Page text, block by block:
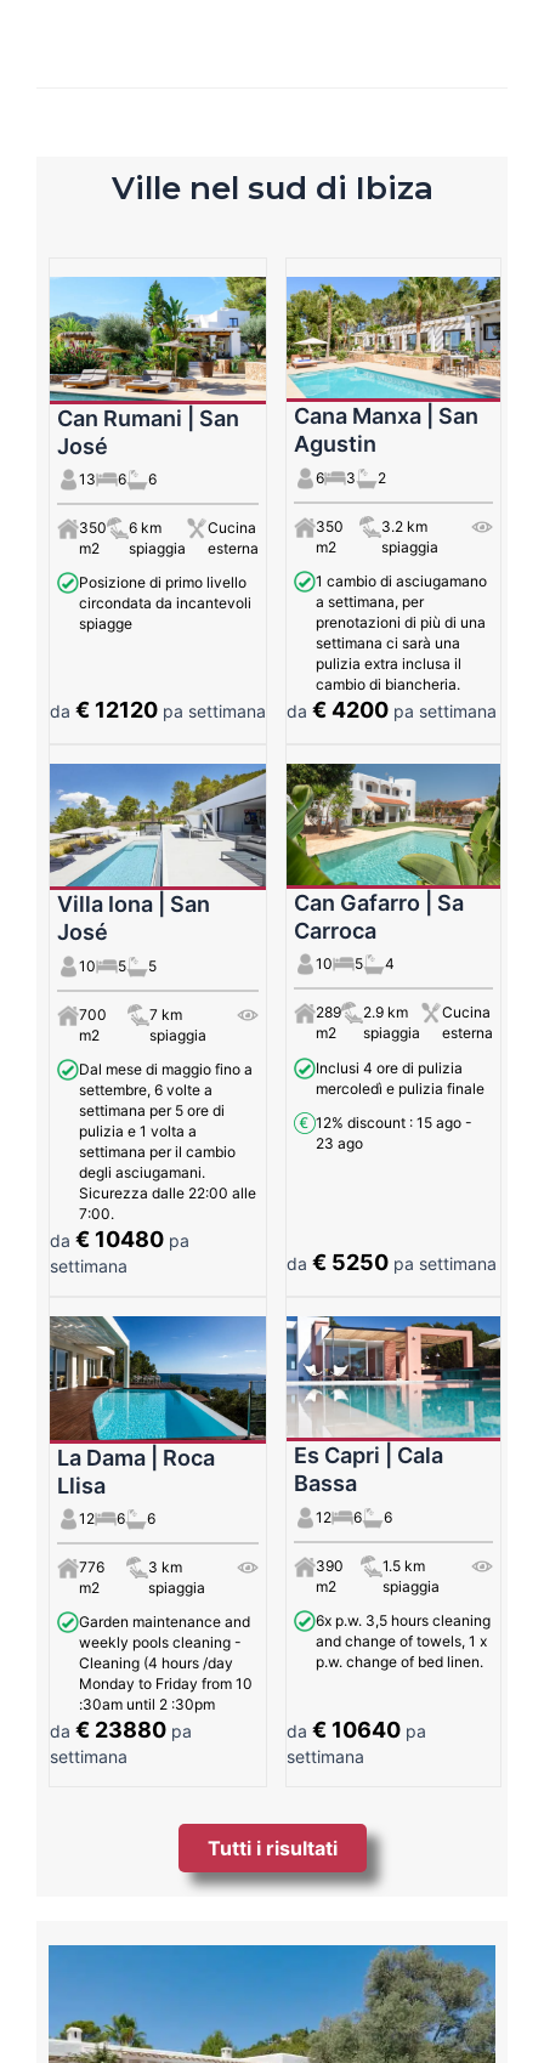
Ville nel sud di Ibiza
Can Rumani | San
José
13 6 6
350
m2
6 km
spiaggia
Cucina
esterna
Posizione di primo livello
circondata da incantevoli
spiagge
da € 12120 pa settimana
Cana Manxa | San
Agustin
6 3 2
350
m2
3.2 km
spiaggia
1 cambio di asciugamano
a settimana, per
prenotazioni di più di una
settimana ci sarà una
pulizia extra inclusa il
cambio di biancheria.
da€ 4200 pa settimana
Villa Iona | San
José
10 5 5
700
m2
7 km
spiaggia
Dal mese di maggio fino a
settembre, 6 volte a
settimana per 5 ore di
pulizia e 1 volta a
settimana per il cambio
degli asciugamani.
Sicurezza dalle 22:00 alle
7:00.
da € 10480 pa
settimana
Can Gafarro | Sa
Carroca
10 5 4
289
m2
2.9 km
spiaggia
Cucina
esterna
Inclusi 4 ore di pulizia
mercoledì e pulizia finale
12% discount : 15 ago -
23 ago
da€ 5250 pa settimana
La Dama | Roca
Llisa
12 6 6
776
m2
3 km
spiaggia
Garden maintenance and
weekly pools cleaning -
Cleaning (4 hours /day
Monday to Friday from 10
:30am until 2 :30pm
da € 23880 pa
settimana
Es Capri | Cala
Bassa
12 6 6
390
m2
1.5 km
spiaggia
6x p.w. 3,5 hours cleaning
and change of towels, 1 x
p.w. change of bed linen.
da€ 10640 pa
settimana
Tutti i risultati